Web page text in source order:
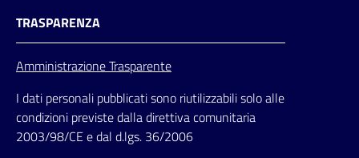
TRASPARENZA
Amministrazione Trasparente
I dati personali pubblicati sono riutilizzabili solo alle
condizioni previste dalla direttiva comunitaria
2003/98/CE e dal d.lgs. 36/2006